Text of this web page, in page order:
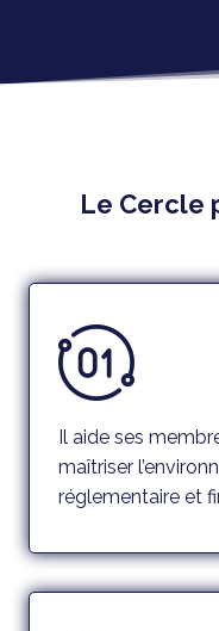
Le Cercle
Il aide ses
maîtriser
réglementaire et